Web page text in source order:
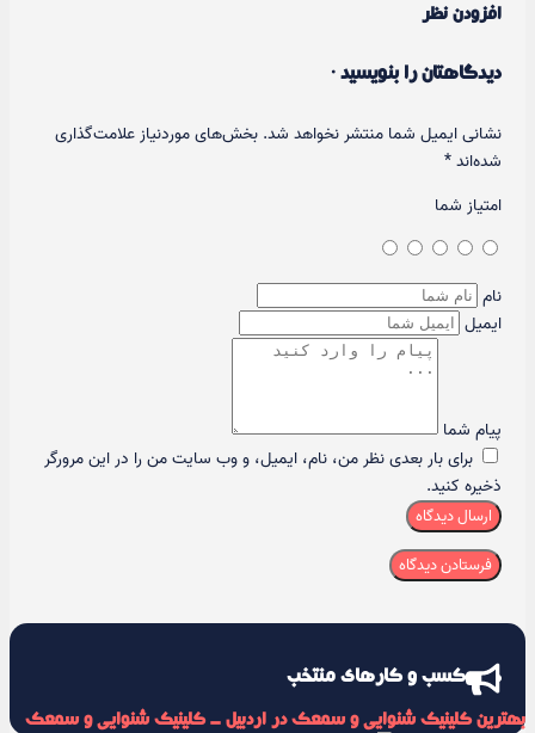
افزودن نظر
دیدگاهتان را بنویسید ·
نشانی ایمیل شما منتشر نخواهد شد. بخش‌های موردنیاز علامت‌گذاری
شده‌اند*
امتیاز شما
نام
ایمیل
پیام شما
برای بار بعدی نظر من، نام، ایمیل، و وب سایت من را در این مرورگر
ذخیره کنید.
ارسال دیدگاه
کسب و کارهای منتخب
بهترین کلینیک شنوایی و سمعک در اردبیل - کلینیک شنوایی و سمعک